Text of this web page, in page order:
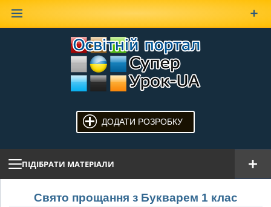
ДОДАТИ РОЗРОБКУ
ПІДІБРАТИ МАТЕРІАЛИ
Свято прощання з Букварем 1 клас